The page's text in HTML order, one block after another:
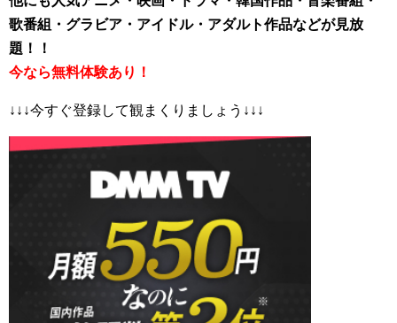
歌番組・グラビア・アイドル・アダルト作品などが見放
題！！
今なら無料体験あり！
↓↓↓今すぐ登録して観まくりましょう↓↓↓